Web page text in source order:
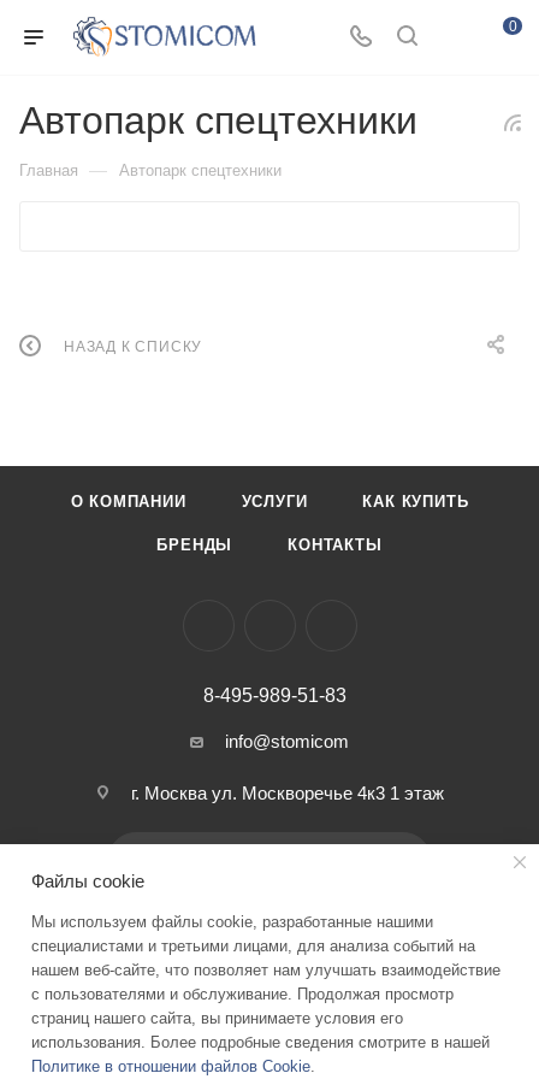
0
Автопарк спецтехники
Главная — Автопарк спецтехники
НАЗАД К СПИСКУ
О КОМПАНИИ УСЛУГИ КАК КУПИТЬ
БРЕНДЫ КОНТАКТЫ
8-495-989-51-83
info@stomicom
г. Москва ул. Москворечье 4к3 1 этаж
2026 © Stomicom - интернет-магазин стоматологического
оборудования и запчастей
Файлы cookie
Мы используем файлы cookie, разработанные нашими
специалистами и третьими лицами, для анализа событий на
нашем веб-сайте, что позволяет нам улучшать взаимодействие
с пользователями и обслуживание. Продолжая просмотр
страниц нашего сайта, вы принимаете условия его
использования. Более подробные сведения смотрите в нашей
Политике в отношении файлов Cookie.